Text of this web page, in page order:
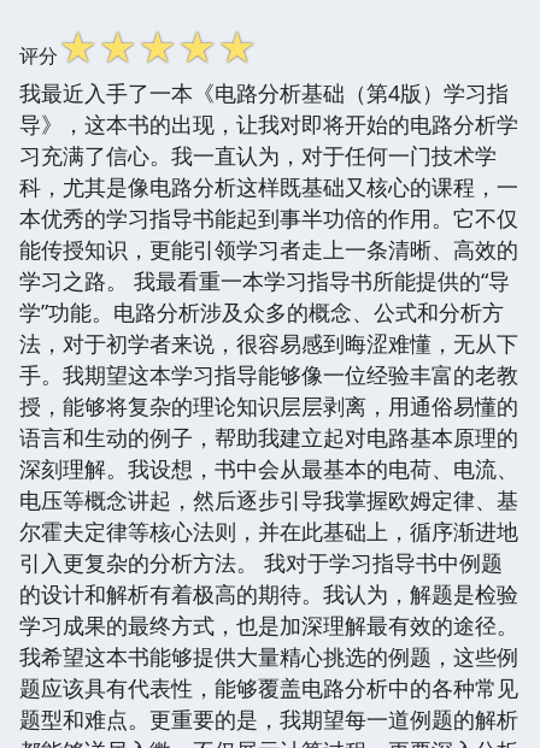
评分☆☆☆☆☆
我最近入手了一本《电路分析基础（第4版）学习指
导》，这本书的出现，让我对即将开始的电路分析学
习充满了信心。我一直认为，对于任何一门技术学
科，尤其是像电路分析这样既基础又核心的课程，一
本优秀的学习指导书能起到事半功倍的作用。它不仅
能传授知识，更能引领学习者走上一条清晰、高效的
学习之路。 我最看重一本学习指导书所能提供的“导
学”功能。电路分析涉及众多的概念、公式和分析方
法，对于初学者来说，很容易感到晦涩难懂，无从下
手。我期望这本学习指导能够像一位经验丰富的老教
授，能够将复杂的理论知识层层剥离，用通俗易懂的
语言和生动的例子，帮助我建立起对电路基本原理的
深刻理解。我设想，书中会从最基本的电荷、电流、
电压等概念讲起，然后逐步引导我掌握欧姆定律、基
尔霍夫定律等核心法则，并在此基础上，循序渐进地
引入更复杂的分析方法。 我对于学习指导书中例题
的设计和解析有着极高的期待。我认为，解题是检验
学习成果的最终方式，也是加深理解最有效的途径。
我希望这本书能够提供大量精心挑选的例题，这些例
题应该具有代表性，能够覆盖电路分析中的各种常见
题型和难点。更重要的是，我期望每一道例题的解析